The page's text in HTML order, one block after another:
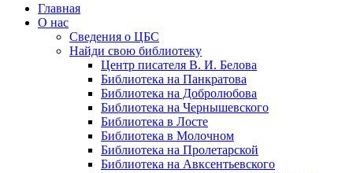
Главная
О нас
Сведения о ЦБС
Найди свою библиотеку
Центр писателя В. И. Белова
Библиотека на Панкратова
Библиотека на Добролюбова
Библиотека на Чернышевского
Библиотека в Лосте
Библиотека в Молочном
Библиотека на Пролетарской
Библиотека на Авксентьевского